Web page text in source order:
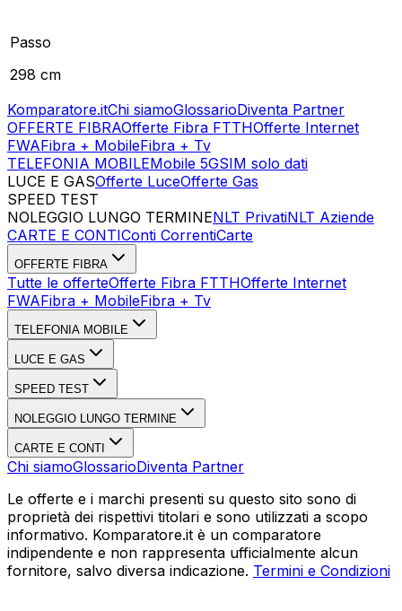
Passo
298 cm
Komparatore.itChi siamoGlossarioDiventa Partner
OFFERTE FIBRAOfferte Fibra FTTHOfferte Internet
FWAFibra + MobileFibra + Tv
TELEFONIA MOBILEMobile 5GSIM solo dati
LUCE E GASOfferte LuceOfferte Gas
SPEED TEST
NOLEGGIO LUNGO TERMINENLT PrivatiNLT Aziende
CARTE E CONTIConti CorrentiCarte
OFFERTE FIBRA
Tutte le offerteOfferte Fibra FTTHOfferte Internet
FWAFibra + MobileFibra + Tv
TELEFONIA MOBILE
LUCE E GAS
SPEED TEST
NOLEGGIO LUNGO TERMINE
CARTE E CONTI
Chi siamoGlossarioDiventa Partner
Le offerte e i marchi presenti su questo sito sono di
proprietà dei rispettivi titolari e sono utilizzati a scopo
informativo. Komparatore.it è un comparatore
indipendente e non rappresenta ufficialmente alcun
fornitore, salvo diversa indicazione. Termini e Condizioni